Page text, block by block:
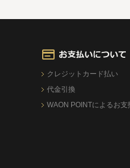
クレジットカード払い
代金引換
WAON POINTによるお支